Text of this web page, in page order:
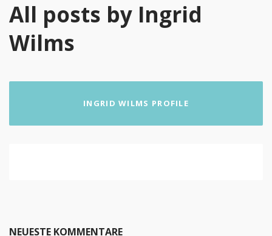
All posts by Ingrid
Wilms
INGRID WILMS PROFILE
NEUESTE KOMMENTARE